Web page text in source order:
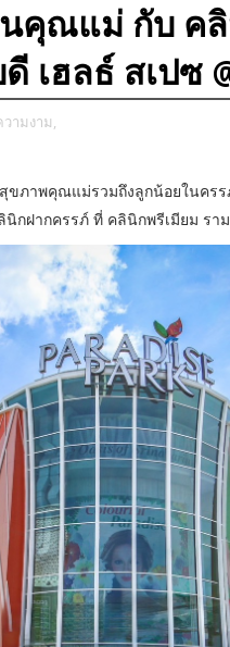
คุณแม่ กับ ค
เฮลธ์ สเปซ
ามงาม,
ภาพคุณแม่รวมถึงลูกน้อยในคร
กฝากครรภ์ ที่ คลินิกพรีเมียม รา